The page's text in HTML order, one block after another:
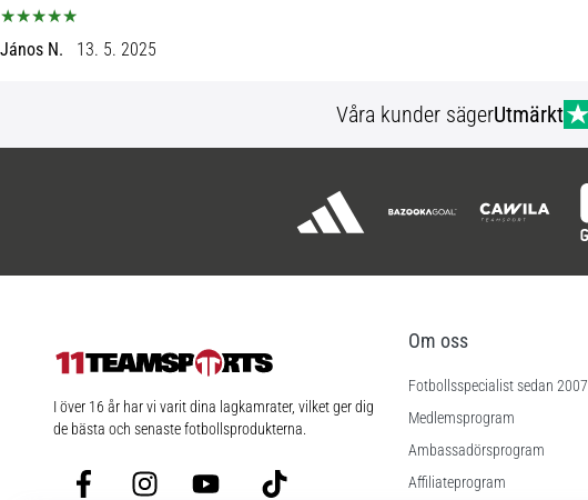
János N. 13. 5. 2025
Våra kunder sägerUtmärkt
11teamsports.se
I över 16 år har vi varit dina lagkamrater, vilket ger dig
de bästa och senaste fotbollsprodukterna.
FacebookInstagramYouTubeTikTok
Om oss
Fotbollsspecialist sedan 2007
Medlemsprogram
Ambassadörsprogram
Affiliateprogram